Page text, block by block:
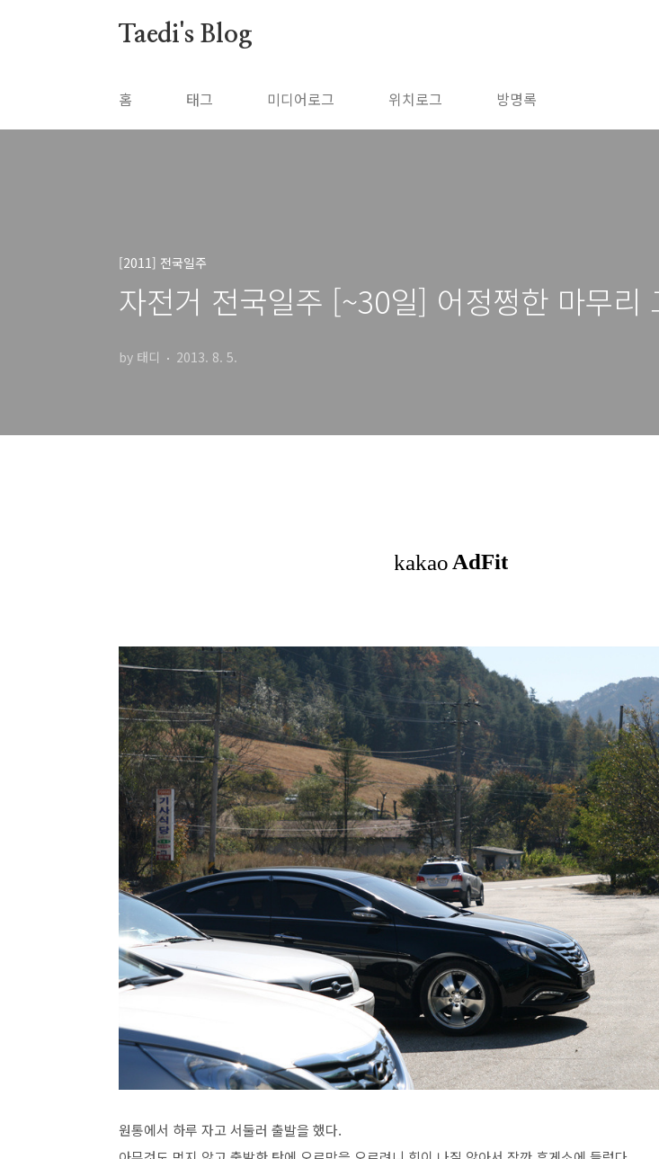
Taedi's Blog
홈 태그 미디어로그 위치로그 방명록
[2011] 전국일주
자전거 전국일주 [~30일] 어정쩡한 마무리
by 태디 2013. 8. 5.
원통에서 하루 자고 서둘러 출발을 했다.